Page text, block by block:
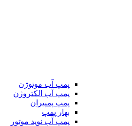
پمپ آب موتوژن
پمپ آب الکتروژن
پمپ پمپیران
بهار پمپ
پمپ آب نوید موتور